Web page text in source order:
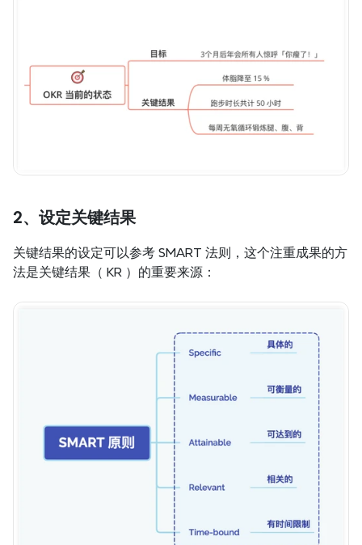
2、设定关键结果
关键结果的设定可以参考 SMART 法则，这个注重成果的方
法是关键结果（ KR ）的重要来源：